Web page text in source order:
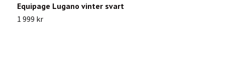
Equipage Lugano vinter svart
1 999 kr